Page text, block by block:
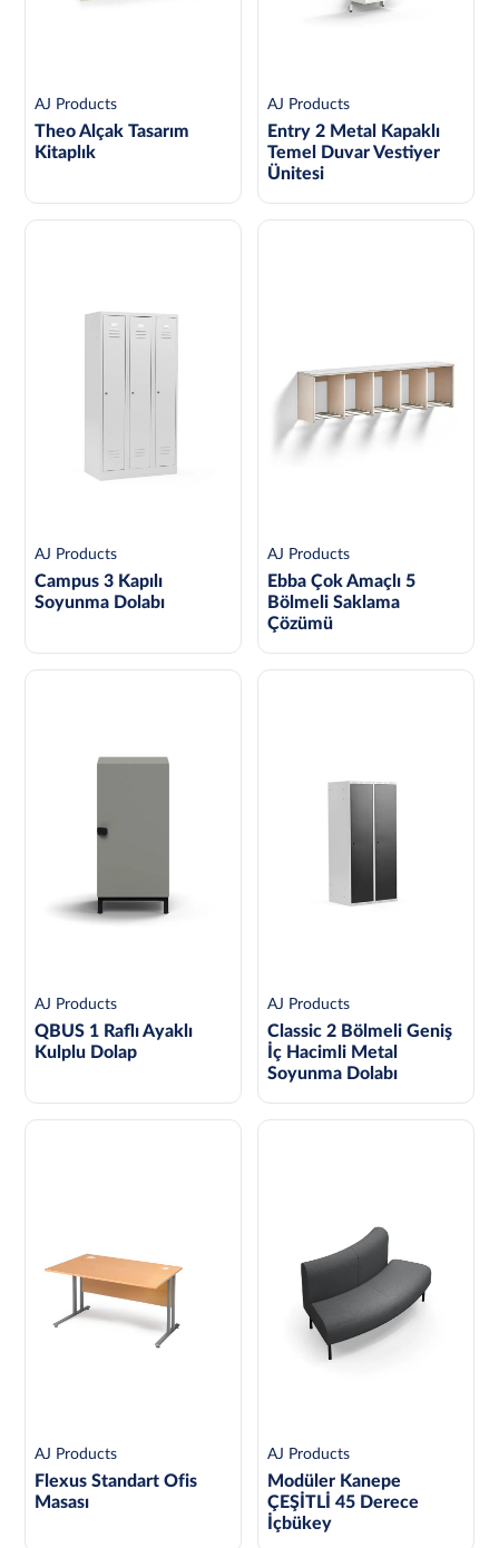
AJ Products
Theo Alçak Tasarım
Kitaplık
AJ Products
Entry 2 Metal Kapaklı
Temel Duvar Vestiyer
Ünitesi
AJ Products
Campus 3 Kapılı
Soyunma Dolabı
AJ Products
Ebba Çok Amaçlı 5
Bölmeli Saklama
Çözümü
AJ Products
QBUS 1 Raflı Ayaklı
Kulplu Dolap
AJ Products
Classic 2 Bölmeli Geniş
İç Hacimli Metal
Soyunma Dolabı
AJ Products
Flexus Standart Ofis
Masası
AJ Products
Modüler Kanepe
ÇEŞİTLİ 45 Derece
İçbükey